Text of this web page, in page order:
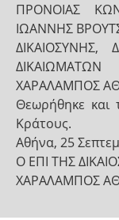
ΠΡΟΝΟΙΑΣ
ΙΩΑΝΝΗΣ
ΔΙΚΑΙΟΣΥΝΗΣ,
ΔΙΚΑΙΩΜΑΤΩΝ
ΧΑΡΑΛΑΜΠΟΣ
Θεωρήθηκε και
Κράτους.
Αθήνα, 25
Ο ΕΠΙ ΤΗΣ
ΧΑΡΑΛΑΜΠΟΣ